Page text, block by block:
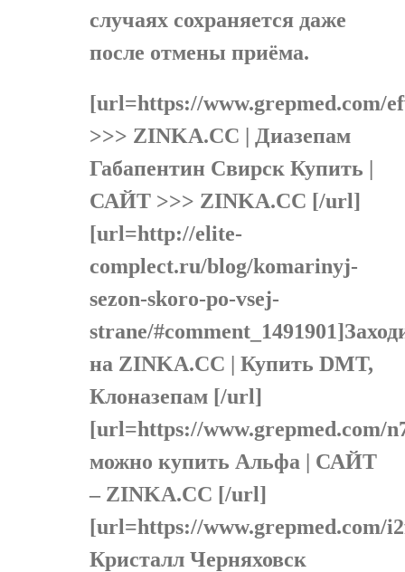
случаях сохраняется даже
после отмены приёма.
[url=https://www.grepmed.com/
>>> ZINKA.CC | Диазепам
Габапентин Свирск Купить |
САЙТ >>> ZINKA.CC [/url]
[url=http://elite-
complect.ru/blog/komarinyj-
sezon-skoro-po-vsej-
strane/
на ZINKA.CC | Купить DMT,
Клоназепам [/url]
[url=https://www.grepmed.com/
можно купить Альфа | САЙТ
– ZINKA.CC [/url]
[url=https://www.grepmed.com/
Кристалл Черняховск